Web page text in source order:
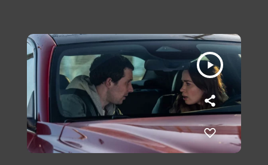
play_arrow